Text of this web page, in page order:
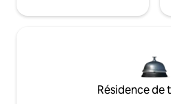
Résidence de